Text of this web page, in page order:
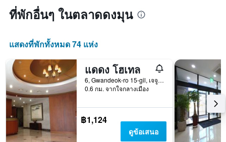
ที่พักอื่นๆ ในตลาดดงมุน
แสดงที่พักทั้งหมด 74 แห่ง
แดดง โฮเทล
6, Gwandeok-ro 15-gil, เจจู, เกาหลีใต้
0.6 กม. จากใจกลางเมือง
฿1,124
ดูข้อเสนอ